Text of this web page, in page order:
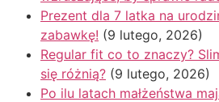
Prezent dla 7 latka na
zabawkę! (9 lutego, 2026)
Regular fit co to znaczy?
się różnią? (9 lutego, 2026)
Po ilu latach małżeństwa